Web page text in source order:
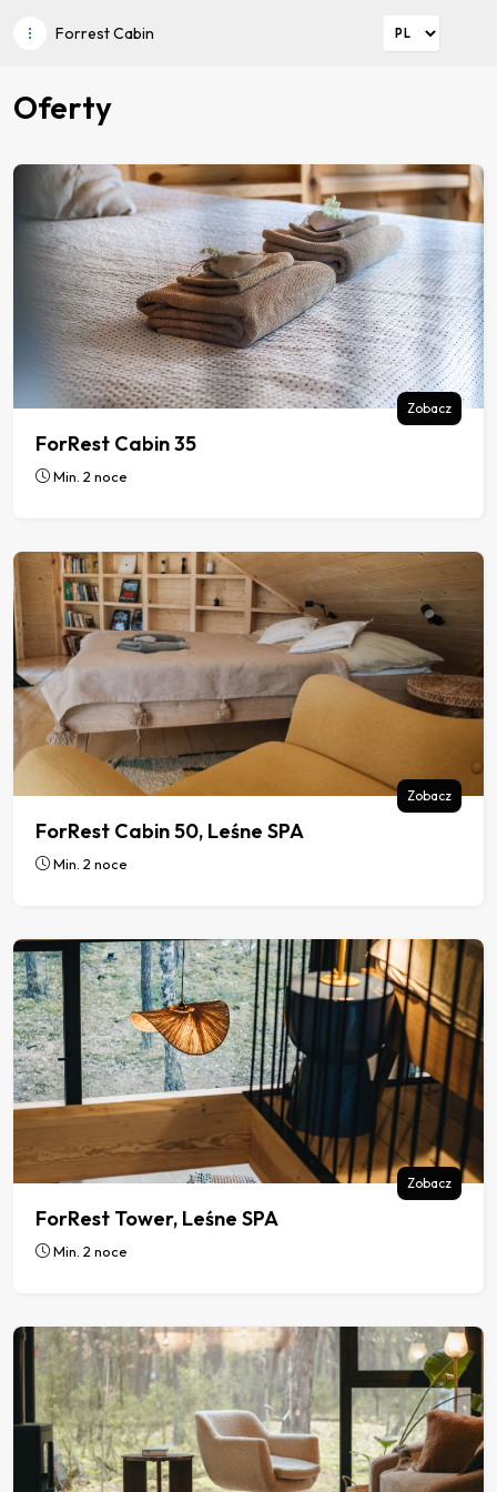
Forrest Cabin
Oferty
ForRest Cabin 35
Min. 2 noce
Zobacz
ForRest Cabin 50, Leśne SPA
Min. 2 noce
Zobacz
ForRest Tower, Leśne SPA
Min. 2 noce
Zobacz